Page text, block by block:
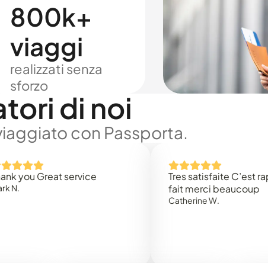
800k+
viaggi
realizzati senza
sforzo
di noi
con Passporta.
Great service
Tres satisfaite C’est
fait merci beaucoup
Catherine W.